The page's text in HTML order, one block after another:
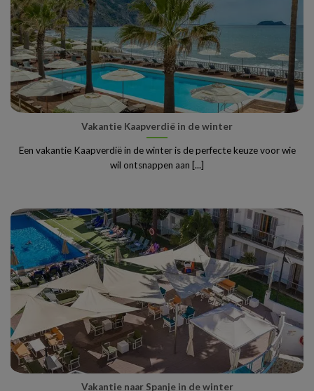
Vakantie Kaapverdië in de winter
Een vakantie Kaapverdië in de winter is de perfecte keuze voor wie
wil ontsnappen aan [...]
Vakantie naar Spanje in de winter